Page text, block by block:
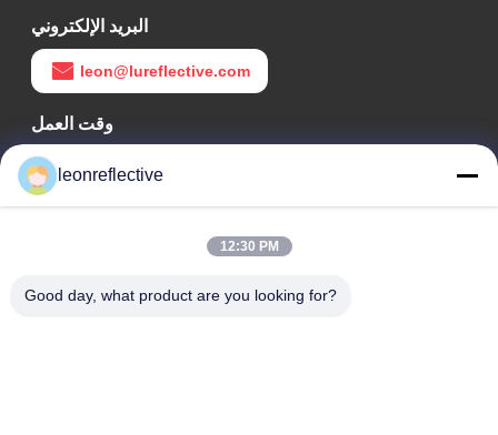
البريد الإلكتروني
leon@lureflective.com
وقت العمل
9:00-18:00
عنواننا
التكنولوجيا العالية، هيفي، أنهوي، الصين
leonreflective
12:30 PM
Good day, what product are you looking for?